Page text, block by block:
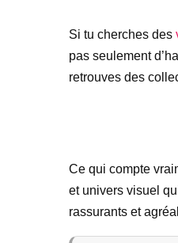
Si tu cherches des
pas seulement
retrouves des
Ce qui compte
et univers visuel
rassurants et